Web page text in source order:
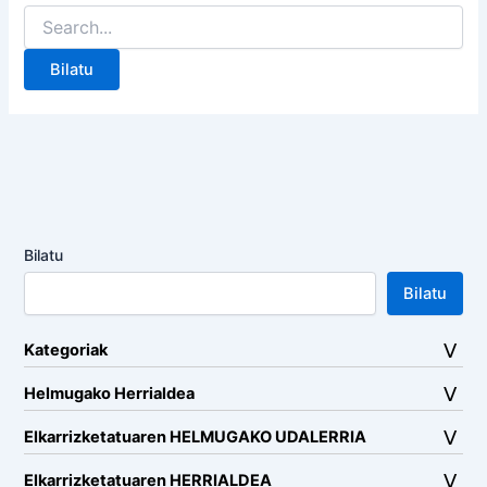
Search
for:
Bilatu
Bilatu
Kategoriak
Helmugako Herrialdea
Elkarrizketatuaren HELMUGAKO UDALERRIA
Elkarrizketatuaren HERRIALDEA